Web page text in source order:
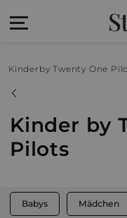
Kinder by Twenty One
Kinder by
Pilots
Babys Mädchen